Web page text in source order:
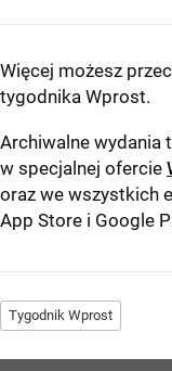
Więcej możesz
tygodnika Wprost.
Archiwalne wydania
w specjalnej ofercie
oraz we wszystkich
App Store i Google
Tygodnik Wprost